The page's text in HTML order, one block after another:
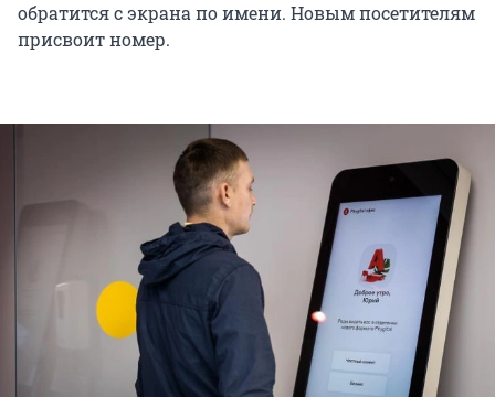
обратится с экрана по имени. Новым посетителям
присвоит номер.